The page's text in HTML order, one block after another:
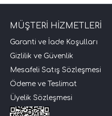
MÜŞTERİ HİZMETLERİ
Garanti ve İade Koşulları
Gizlilik ve Güvenlik
Mesafeli Satış Sözleşmesi
Ödeme ve Teslimat
Üyelik Sözleşmesi